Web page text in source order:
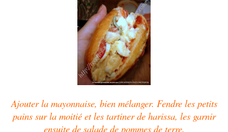
Ajouter la mayonnaise, bien mélanger. Fendre les petits
pains sur la moitié et les tartiner de harissa, les garnir
ensuite de salade de pommes de terre.